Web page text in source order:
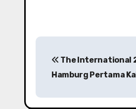
The International
Hamburg Pertama